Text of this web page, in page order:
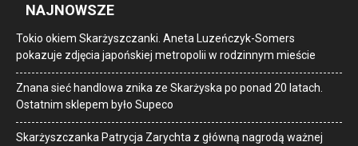
NAJNOWSZE
Tokio okiem Skarżyszczanki. Aneta Luzeńczyk-Somers
pokazuje zdjęcia japońskiej metropolii w rodzinnym mieście
Znana sieć handlowa znika ze Skarżyska po ponad 20 latach.
Ostatnim sklepem było Supeco
Skarżyszczanka Patrycja Zarychta z główną nagrodą ważnej